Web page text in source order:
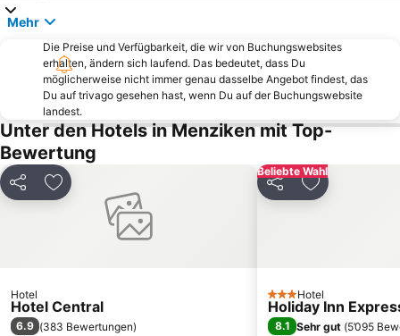
KKL Luzern
Klewenalp-Stockhütte
Seefeld
Bahnhofstraße
Bahnhof
Höngg
Schwamendingen-Mitte
Kloster Einsiedeln
Knies Kinderzoo
Seebach
Witikon
Stadtmuseum Rapperswil-Jona
Street Parade
Bahnhof Brugg
Mehr
Die Preise und Verfügbarkeit, die wir von Buchungswebsites
erhalten, ändern sich laufend. Das bedeutet, dass Du
möglicherweise nicht immer genau dasselbe Angebot findest, das
Du auf trivago gesehen hast, wenn Du auf der Buchungswebsite
landest.
Unter den Hotels in Menziken mit Top-
Bewertung
Teilen Zu Favoriten hinzufügen
Hotel
Hotel Central
6.9 (383 Bewertungen)
Beliebte Wahl
Teilen Zu Favoriten
3 Sterne
Hotel
Holiday Inn
8.1 Sehr gut (5’095